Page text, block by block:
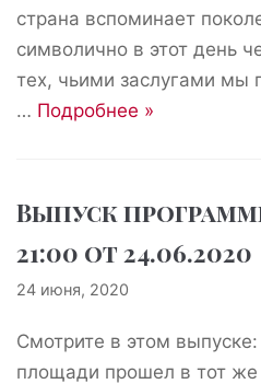
страна вспоминает
символично в этот день
тех, чьими заслугами мы
… Подробнее »
Выпуск
21:00 от 24.06.2020
24 июня, 2020
Смотрите в этом
площади прошел в тот же